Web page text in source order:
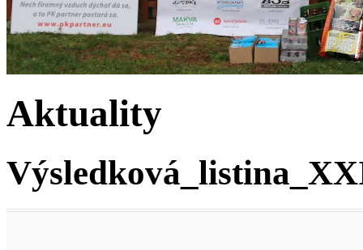
Aktuality